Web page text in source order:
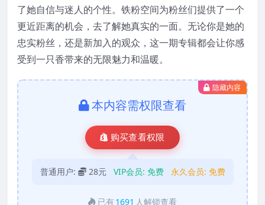
了她自信与迷人的个性。铁粉空间为粉丝们提供了一个
更近距离的机会，去了解她真实的一面。无论你是她的
忠实粉丝，还是新加入的观众，这一期专辑都会让你感
受到一只香带来的无限魅力和温暖。
隐藏内容
本内容需权限查看
购买查看权限
普通用户: 28元 VIP会员: 免费 永久会员: 免费
已有 1691 人解锁查看